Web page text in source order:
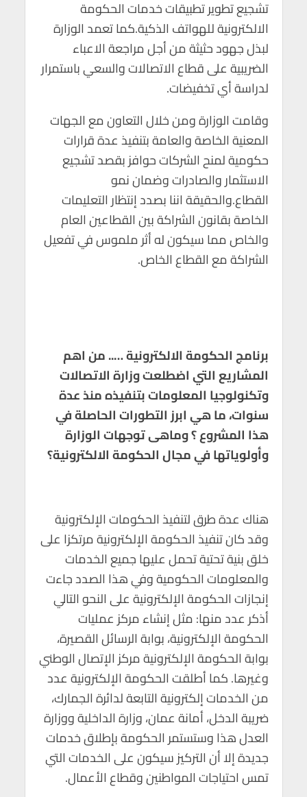
تشجيع تطوير تطبيقات خدمات الحكومة
الالكترونية للهواتف الذكية.كما تعمد الوزارة
لبذل جهود حثيثة من أجل مراجعة الاعباء
الضريبية على قطاع الاتصالات والسعي باستمرار
لدراسة أي تخفيضات.
وقامت الوزارة ومن خلال التعاون مع الجهات
المعنية الخاصة والعامة بتنفيذ عدة قرارات
حكومية لمنح الشركات حوافز بقصد تشجيع
الاستثمار والصادرات وضمان نمو
القطاع.والحقيقة اننا بصدد إنتظار التعليمات
الخاصة بقانون الشراكة بين القطاعين العام
والخاص مما سيكون له أثر ملموس في تفعيل
الشراكة مع القطاع الخاص.
برنامج الحكومة الالكترونية ….. من اهم
المشاريع التي اضطلعت وزارة الاتصالات
وتكنولوجيا المعلومات بتنفيذه منذ عدة
سنوات، ما هي ابرز التطورات الحاصلة في
هذا المشروع ؟ وماهى توجهات الوزارة
وأولوياتها في مجال الحكومة الالكترونية؟
هناك عدة طرق لتنفيذ الحكومات الإلكترونية
وقد كان تنفيذ الحكومة الإلكترونية مرتكزا على
خلق بنية تحتية تحمل عليها جميع الخدمات
والمعلومات الحكومية وفي هذا الصدد جاءت
إنجازات الحكومة الإلكترونية على النحو التالي
أذكر عدد منها: مثل إنشاء مركز عمليات
الحكومة الإلكترونية، بوابة الرسائل القصيرة،
بوابة الحكومة الإلكترونية مركز الإتصال الوطني
وغيرها. كما أطلقت الحكومة الإلكترونية عدد
من الخدمات إلكترونية التابعة لدائرة الجمارك،
ضريبة الدخل، أمانة عمان، وزارة الداخلية ووزارة
العدل هذا وستستمر الحكومة بإطلاق خدمات
جديدة إلا أن التركيز سيكون على الخدمات التي
تمس احتياجات المواطنين وقطاع الأعمال.